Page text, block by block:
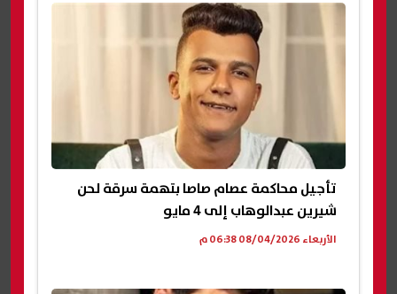
تأجيل محاكمة عصام صاصا بتهمة سرقة لحن
شيرين عبدالوهاب إلى 4 مايو
الأربعاء 08/04/2026 06:38 م